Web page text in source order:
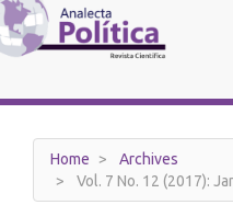
Main
Navigation
Main
Sidebar
Home
Archives
Vol. 7 No. 12 (2017):